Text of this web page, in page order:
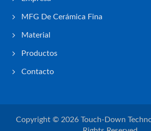
MFG De Cerámica Fina
Material
Productos
Contacto
Copyright © 2026 Touch-Down